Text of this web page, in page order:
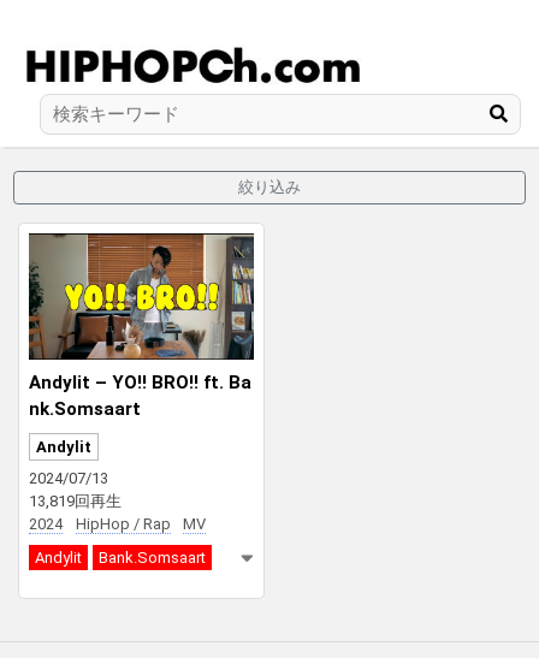
絞り込み
Andylit – YO!! BRO!! ft. Ba
nk.Somsaart
Andylit
2024/07/13
13,819回再生
2024
HipHop / Rap
MV
Andylit
Bank.Somsaart